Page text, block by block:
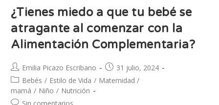
¿Tienes miedo a que tu bebé se
atragante al comenzar con la
Alimentación Complementaria?
Emilia Picazo Escribano
31 julio, 2024
Bebés / Estilo de Vida / Maternidad /
mamá / Niño / Nutrición